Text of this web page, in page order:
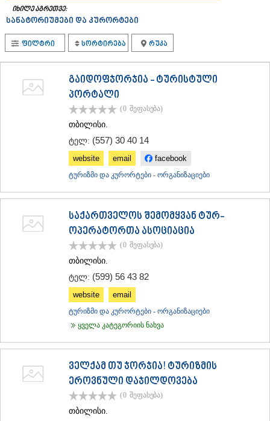
ᲣᲠᲔᲙᲘ
ᲘᲛᲔᲠᲔᲗᲘ
ᲑᲐᲦᲓᲐᲗᲘ
ᲕᲐᲜᲘ
ᲡᲐᲛᲢᲠᲔᲓᲘᲐ
ᲡᲐᲩᲮᲔᲠᲔ
ᲐᲮᲛᲔᲢᲐ
ᲓᲔᲓᲝᲤᲚᲘᲡᲬᲧᲐᲠᲝ
ᲗᲔᲚᲐᲕᲘ
ᲛᲪᲮᲔᲗᲐ–ᲛᲗᲘᲐᲜᲔᲗᲘ
ᲛᲪᲮᲔᲗᲐ
ᲒᲣᲓᲐᲣᲠᲘ
ᲐᲮᲐᲚᲒᲝᲠᲘ
ᲠᲐᲭᲐ-ᲚᲔᲩᲮᲣᲛᲘ/ᲥᲕᲔᲛᲝ ᲡᲕᲐᲜᲔᲗᲘ
ᲐᲛᲑᲠᲝᲚᲐᲣᲠᲘ
იხილე აგრეთვე:
სანატორიუმები და კურორტები
ფილტრი სორტირება რუკა
გაიდოფჯორჯია - ტურისტული
პორტალი
(0 შეფასება)
თბილისი.
ტელ: (557) 30 40 14
website email facebook
ტურიზმი და კურორტები - ორგანიზაციები
საქართველოს შემომყვან ტურ-
ოპერატორთა ასოციაცია
(0 შეფასება)
თბილისი.
ტელ: (599) 56 43 82
website email
ტურიზმი და კურორტები - ორგანიზაციები
ყველა კატეგორიის ნახვა
ველქამ თუ ჯორჯია! ტურიზმის
ეროვნული დაჯილდოვება
(0 შეფასება)
თბილისი.